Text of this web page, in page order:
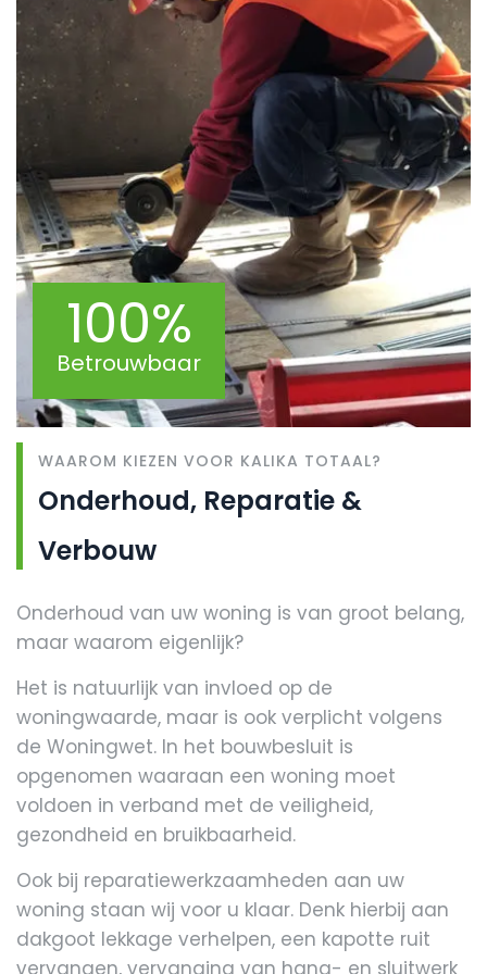
100%
Betrouwbaar
WAAROM KIEZEN VOOR KALIKA TOTAAL?
Onderhoud, Reparatie &
Verbouw
Onderhoud van uw woning is van groot belang,
maar waarom eigenlijk?
Het is natuurlijk van invloed op de
woningwaarde, maar is ook verplicht volgens
de Woningwet. In het bouwbesluit is
opgenomen waaraan een woning moet
voldoen in verband met de veiligheid,
gezondheid en bruikbaarheid.
Ook bij reparatiewerkzaamheden aan uw
woning staan wij voor u klaar. Denk hierbij aan
dakgoot lekkage verhelpen, een kapotte ruit